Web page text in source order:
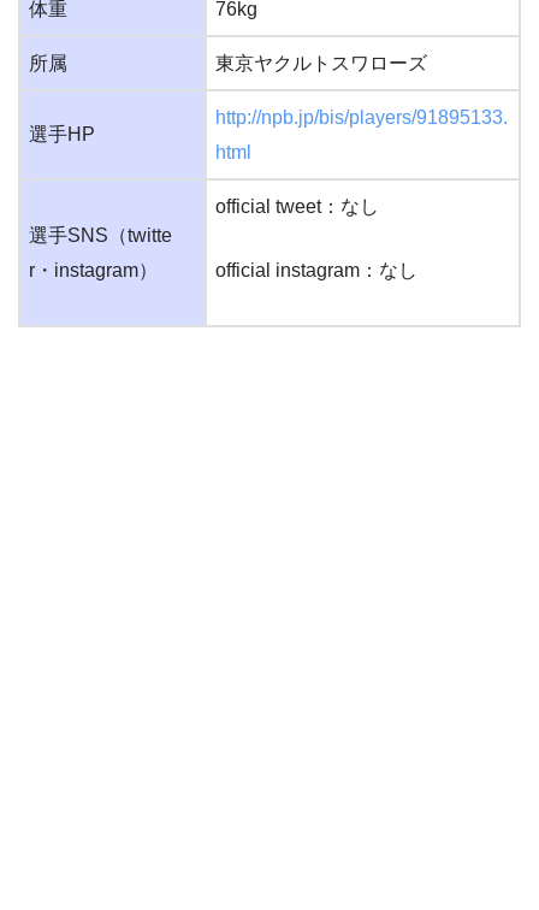
体重 76kg
所属 東京ヤクルトスワローズ
選手HP
http://npb.jp/bis/players/91895133.
html
選手SNS（twitte
r・instagram）
official tweet：なし
official instagram：なし